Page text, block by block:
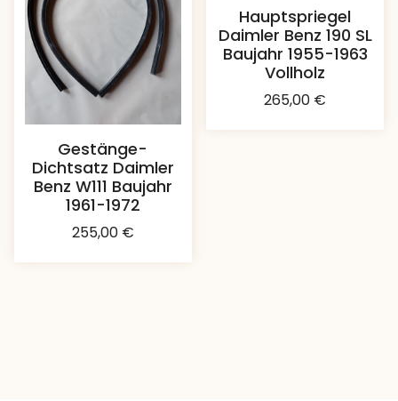
Gestänge-
Dichtsatz Daimler
Benz W111 Baujahr
1961-1972
255,00 €
Hauptspriegel
Daimler Benz 190 SL
Baujahr 1955-1963
Vollholz
265,00 €